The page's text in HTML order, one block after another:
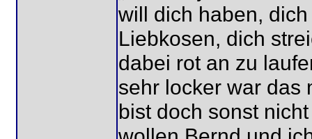
will dich haben,
Liebkosen, dich
dabei rot an zu
sehr locker war das
bist doch sonst